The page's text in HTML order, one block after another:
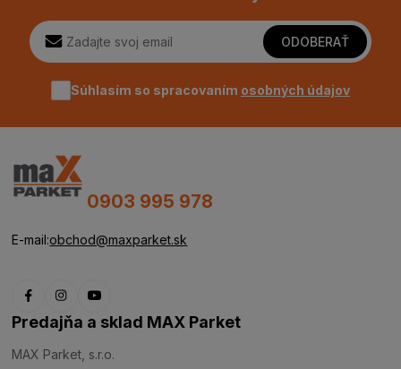
ODOBERAŤ
Súhlasím so spracovaním osobných údajov
0903 995 978
E-mail:obchod@maxparket.sk
Predajňa a sklad MAX Parket
MAX Parket, s.r.o.